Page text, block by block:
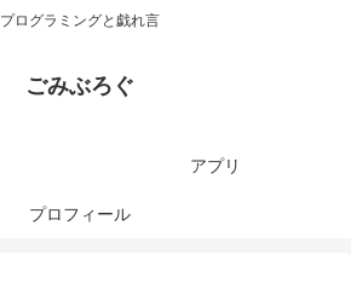
プログラミングと戯れ言
ごみぶろぐ
アプリ
プロフィール